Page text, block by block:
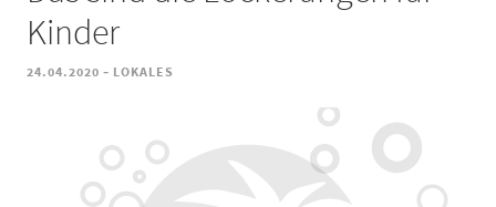
Kinder
24.04.2020 - LOKALES